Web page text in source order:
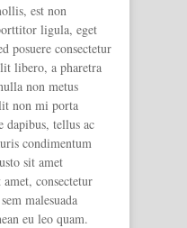
est non
ligula, eget
posuere consectetur
libero, a pharetra
non metus
non mi porta
dapibus, tellus ac
condimentum
sit amet
consectetur
malesuada
eu leo quam.